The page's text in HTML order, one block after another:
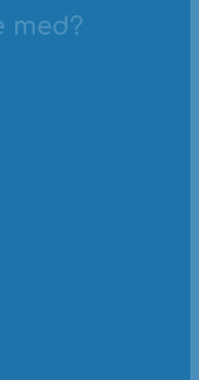
med?